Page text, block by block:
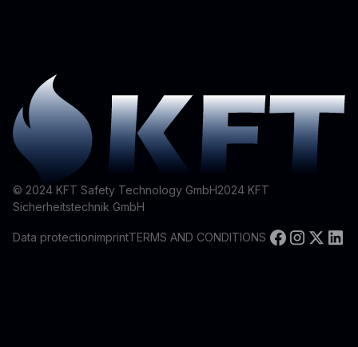
© 2024 KFT Safety Technology GmbH2024 KFT
Sicherheitstechnik GmbH
Data protectionimprintTERMS AND CONDITIONS